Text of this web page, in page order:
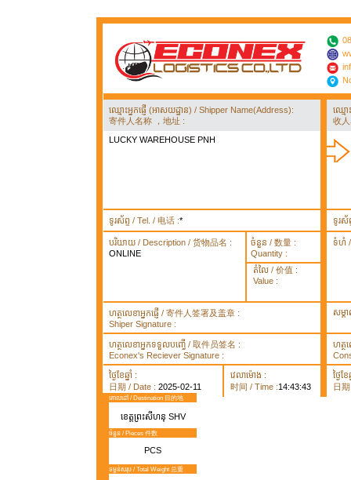
ឈ្មោះអ្នកផ្ញើ (អាសយដ្ឋាន) / Shipper Name(Address):
寄件人名称 ，地址 :
LUCKY WAREHOUSE PNH
ឈ្មោ
收
ទូរស័ព្ទ / Tel. / 电话 :* ទូរស័
បរិយាយ / Description / 货物品名 :
ONLINE
ចំនួន / 数量 :
Quantity :
តំលៃ / 价值 :
Value :
ទំហំ /
ហត្ថលេខាអ្នកផ្ញើ / 寄件人签署及盖章 :
Shiper Signature :
សម្គ
ហត្ថលេខាអ្នកទទួលបញ្ធើ / 取件员签名 :
Econex's Reciever Signature :
ហត្ថ
ថ្ងៃខែឆ្នាំ :
日期 / Date : 2025-02-11
វេលាម៉ោង :
时间 / Time :14:43:43
ថ្ងៃខែ
日
គោលដៅ / Destination 目的地
ខេត្តព្រះសីហនុ SHV
ចំនួន / Pieces 件数
PCS
ទម្ងន់សរុប / Total Weight 总重